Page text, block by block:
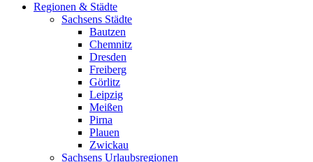
Regionen & Städte
Sachsens Städte
Bautzen
Chemnitz
Dresden
Freiberg
Görlitz
Leipzig
Meißen
Pirna
Plauen
Zwickau
Sachsens Urlaubsregionen